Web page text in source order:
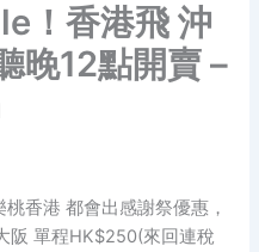
！香港飛 沖
晚12點開賣 –
香港 都會出感謝祭優惠，
阪 單程HK$250(來回連稅